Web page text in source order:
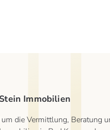
Immobilien
die Vermittlung, Beratung